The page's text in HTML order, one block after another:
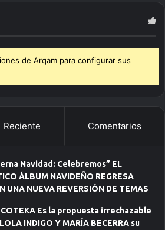
de Arqam para configurar sus
Reciente Comentarios
Navidad: Celebremos” EL
ÁLBUM NAVIDEÑO REGRESA
UNA NUEVA REVERSIÓN DE TEMAS
Es la propuesta irrechazable
INDIGO Y MARÍA BECERRA su